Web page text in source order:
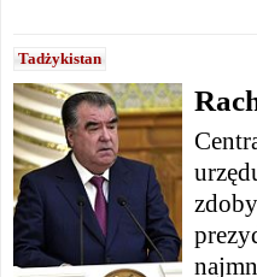
Tadżykistan